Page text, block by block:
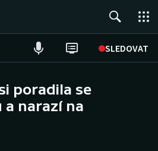
SLEDOVAT
poradila se
a narazí na